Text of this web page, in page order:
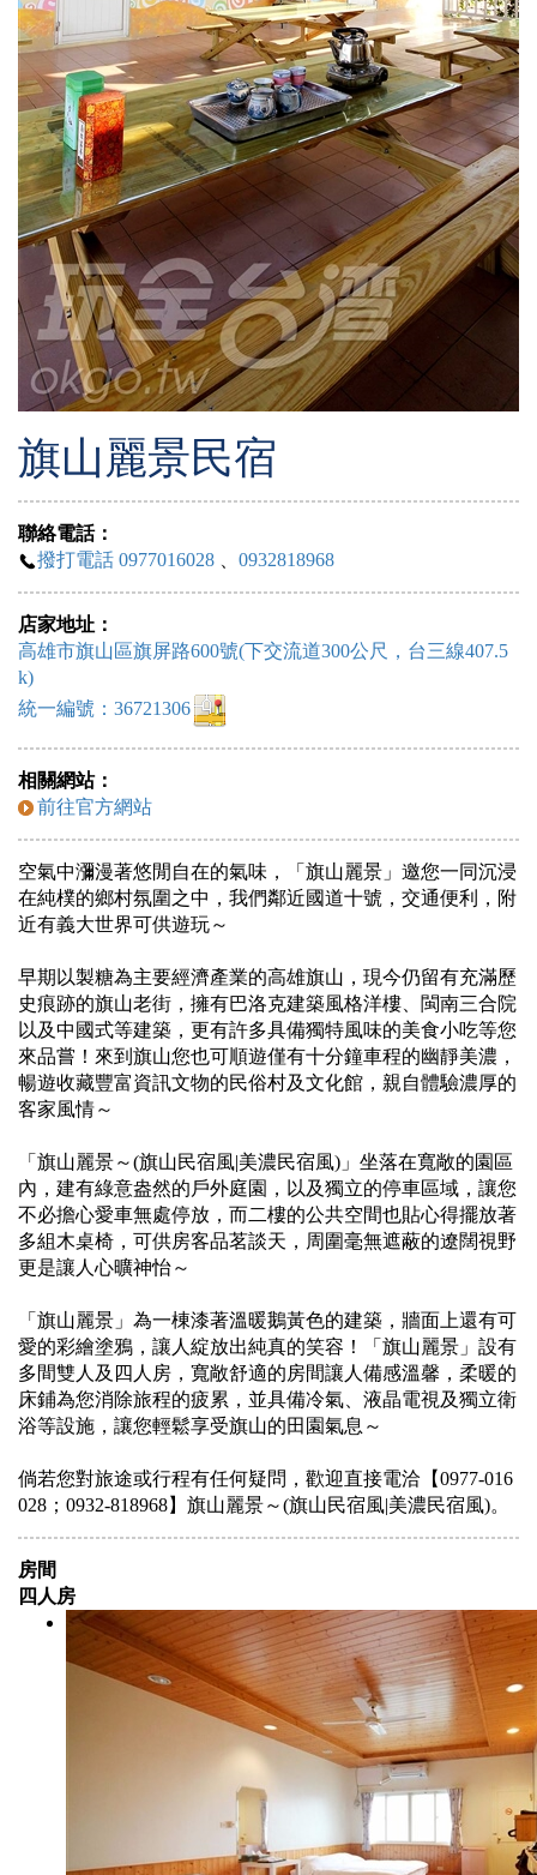
旗山麗景民宿
聯絡電話：
撥打電話 0977016028
0932818968
店家地址：
高雄市旗山區旗屏路600號(下交流道300公尺，台三線407.5
k)
統一編號：36721306
相關網站：
前往官方網站
空氣中瀰漫著悠閒自在的氣味，「旗山麗景」邀您一同沉浸
在純樸的鄉村氛圍之中，我們鄰近國道十號，交通便利，附
近有義大世界可供遊玩～
早期以製糖為主要經濟產業的高雄旗山，現今仍留有充滿歷
史痕跡的旗山老街，擁有巴洛克建築風格洋樓、閩南三合院
以及中國式等建築，更有許多具備獨特風味的美食小吃等您
來品嘗！來到旗山您也可順遊僅有十分鐘車程的幽靜美濃，
暢遊收藏豐富資訊文物的民俗村及文化館，親自體驗濃厚的
客家風情～
「旗山麗景～(旗山民宿風|美濃民宿風)」坐落在寬敞的園區
內，建有綠意盎然的戶外庭園，以及獨立的停車區域，讓您
不必擔心愛車無處停放，而二樓的公共空間也貼心得擺放著
多組木桌椅，可供房客品茗談天，周圍毫無遮蔽的遼闊視野
更是讓人心曠神怡～
「旗山麗景」為一棟漆著溫暖鵝黃色的建築，牆面上還有可
愛的彩繪塗鴉，讓人綻放出純真的笑容！「旗山麗景」設有
多間雙人及四人房，寬敞舒適的房間讓人備感溫馨，柔暖的
床鋪為您消除旅程的疲累，並具備冷氣、液晶電視及獨立衛
浴等設施，讓您輕鬆享受旗山的田園氣息～
倘若您對旅途或行程有任何疑問，歡迎直接電洽【0977-016
028；0932-818968】旗山麗景～(旗山民宿風|美濃民宿風)。
房間
四人房